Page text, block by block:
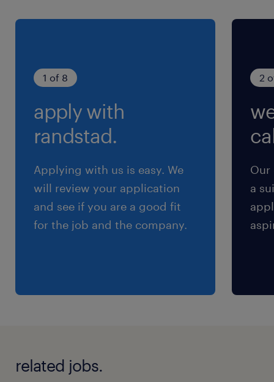
賞与
期間の定めなし
1 of 8
apply with
randstad.
Applying with us is easy. We
will review your application
and see if you are a good fit
for the job and the company.
2
Our
a
related jobs.